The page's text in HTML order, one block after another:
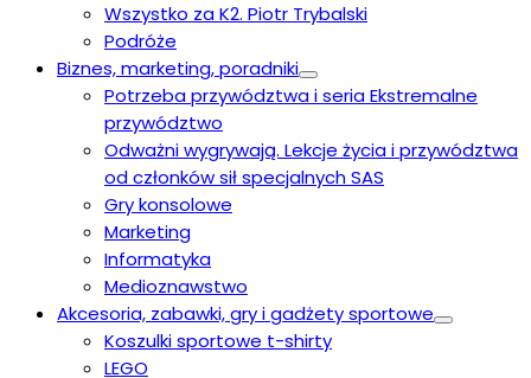
Wszystko za K2. Piotr Trybalski
Podróże
Biznes, marketing, poradniki
Potrzeba przywództwa i seria Ekstremalne
przywództwo
Odważni wygrywają. Lekcje życia i przywództwa
od członków sił specjalnych SAS
Gry konsolowe
Marketing
Informatyka
Medioznawstwo
Akcesoria, zabawki, gry i gadżety sportowe
Koszulki sportowe t-shirty
LEGO